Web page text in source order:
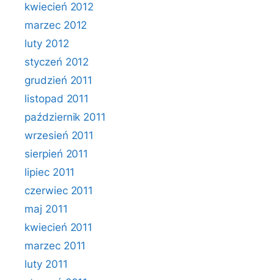
kwiecień 2012
marzec 2012
luty 2012
styczeń 2012
grudzień 2011
listopad 2011
październik 2011
wrzesień 2011
sierpień 2011
lipiec 2011
czerwiec 2011
maj 2011
kwiecień 2011
marzec 2011
luty 2011